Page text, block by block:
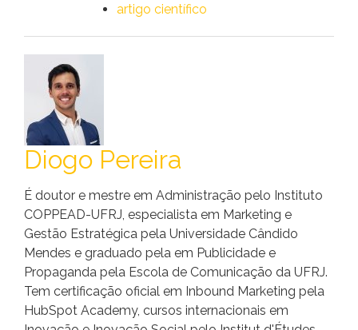
artigo científico
Diogo Pereira
É doutor e mestre em Administração pelo Instituto
COPPEAD-UFRJ, especialista em Marketing e
Gestão Estratégica pela Universidade Cândido
Mendes e graduado pela em Publicidade e
Propaganda pela Escola de Comunicação da UFRJ.
Tem certificação oficial em Inbound Marketing pela
HubSpot Academy, cursos internacionais em